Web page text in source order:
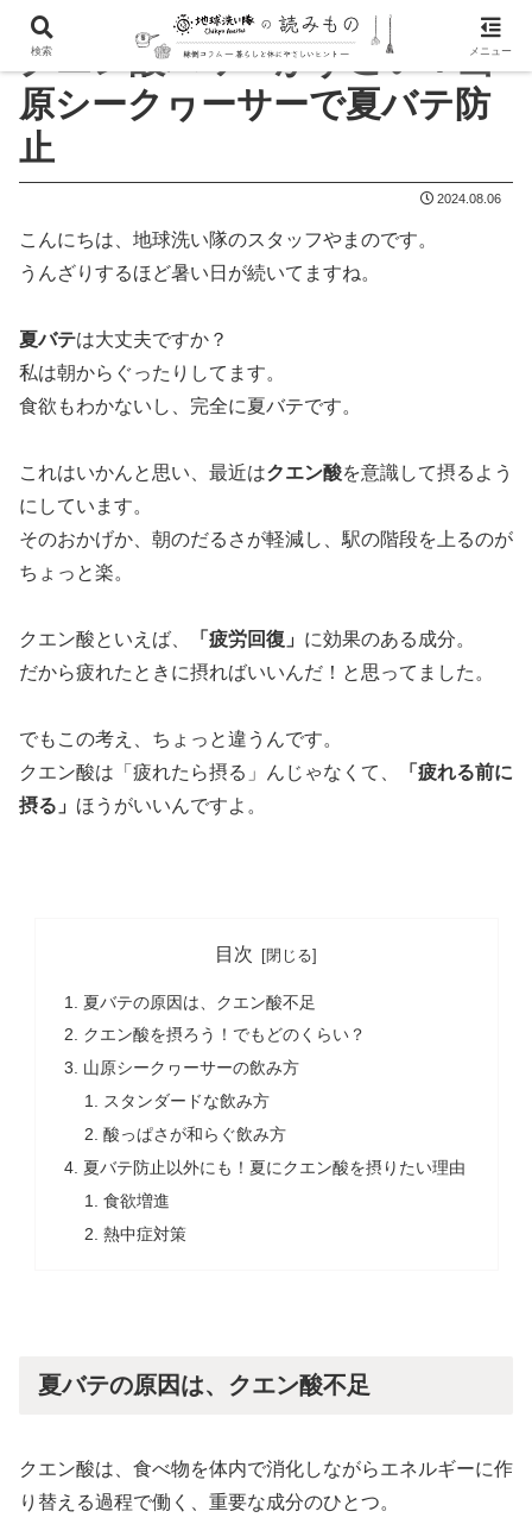
クエン酸パワーがすごい！山
原シークヮーサーで夏バテ防
止
2024.08.06
こんにちは、地球洗い隊のスタッフやまのです。
うんざりするほど暑い日が続いてますね。
夏バテは大丈夫ですか？
私は朝からぐったりしてます。
食欲もわかないし、完全に夏バテです。
これはいかんと思い、最近はクエン酸を意識して摂るよう
にしています。
そのおかげか、朝のだるさが軽減し、駅の階段を上るのが
ちょっと楽。
クエン酸といえば、 「疲労回復」 に効果のある成分。
だから疲れたときに摂ればいいんだ！と思ってました。
でもこの考え、ちょっと違うんです。
クエン酸は「疲れたら摂る」んじゃなくて、
「疲れる前に
摂る」 ほうがいいんですよ。
目次
夏バテの原因は、クエン酸不足
クエン酸を摂ろう！でもどのくらい？
山原シークヮーサーの飲み方
スタンダードな飲み方
酸っぱさが和らぐ飲み方
夏バテ防止以外にも！夏にクエン酸を摂りたい理由
食欲増進
熱中症対策
夏バテの原因は、クエン酸不足
クエン酸は、食べ物を体内で消化しながらエネルギーに作
り替える過程で働く、重要な成分のひとつ。
検索 メニュー